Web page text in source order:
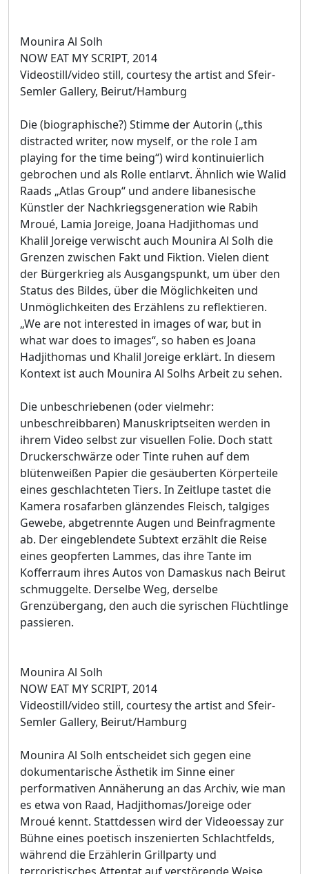
Mounira Al Solh
NOW EAT MY SCRIPT, 2014
Videostill/video still, courtesy the artist and Sfeir-
Semler Gallery, Beirut/Hamburg
Die (biographische?) Stimme der Autorin („this
distracted writer, now myself, or the role I am
playing for the time being“) wird kontinuierlich
gebrochen und als Rolle entlarvt. Ähnlich wie Walid
Raads „Atlas Group“ und andere libanesische
Künstler der Nachkriegsgeneration wie Rabih
Mroué, Lamia Joreige, Joana Hadjithomas und
Khalil Joreige verwischt auch Mounira Al Solh die
Grenzen zwischen Fakt und Fiktion. Vielen dient
der Bürgerkrieg als Ausgangspunkt, um über den
Status des Bildes, über die Möglichkeiten und
Unmöglichkeiten des Erzählens zu reflektieren.
„We are not interested in images of war, but in
what war does to images“, so haben es Joana
Hadjithomas und Khalil Joreige erklärt. In diesem
Kontext ist auch Mounira Al Solhs Arbeit zu sehen.
Die unbeschriebenen (oder vielmehr:
unbeschreibbaren) Manuskriptseiten werden in
ihrem Video selbst zur visuellen Folie. Doch statt
Druckerschwärze oder Tinte ruhen auf dem
blütenweißen Papier die gesäuberten Körperteile
eines geschlachteten Tiers. In Zeitlupe tastet die
Kamera rosafarben glänzendes Fleisch, talgiges
Gewebe, abgetrennte Augen und Beinfragmente
ab. Der eingeblendete Subtext erzählt die Reise
eines geopferten Lammes, das ihre Tante im
Kofferraum ihres Autos von Damaskus nach Beirut
schmuggelte. Derselbe Weg, derselbe
Grenzübergang, den auch die syrischen Flüchtlinge
passieren.
Mounira Al Solh
NOW EAT MY SCRIPT, 2014
Videostill/video still, courtesy the artist and Sfeir-
Semler Gallery, Beirut/Hamburg
Mounira Al Solh entscheidet sich gegen eine
dokumentarische Ästhetik im Sinne einer
performativen Annäherung an das Archiv, wie man
es etwa von Raad, Hadjithomas/Joreige oder
Mroué kennt. Stattdessen wird der Videoessay zur
Bühne eines poetisch inszenierten Schlachtfelds,
während die Erzählerin Grillparty und